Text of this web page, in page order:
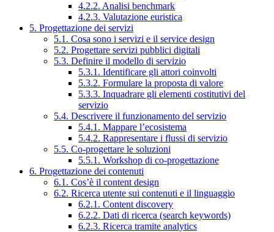
4.2.2. Analisi benchmark
4.2.3. Valutazione euristica
5. Progettazione dei servizi
5.1. Cosa sono i servizi e il service design
5.2. Progettare servizi pubblici digitali
5.3. Definire il modello di servizio
5.3.1. Identificare gli attori coinvolti
5.3.2. Formulare la proposta di valore
5.3.3. Inquadrare gli elementi costitutivi del
servizio
5.4. Descrivere il funzionamento del servizio
5.4.1. Mappare l’ecosistema
5.4.2. Rappresentare i flussi di servizio
5.5. Co-progettare le soluzioni
5.5.1. Workshop di co-progettazione
6. Progettazione dei contenuti
6.1. Cos’è il content design
6.2. Ricerca utente sui contenuti e il linguaggio
6.2.1. Content discovery
6.2.2. Dati di ricerca (search keywords)
6.2.3. Ricerca tramite analytics